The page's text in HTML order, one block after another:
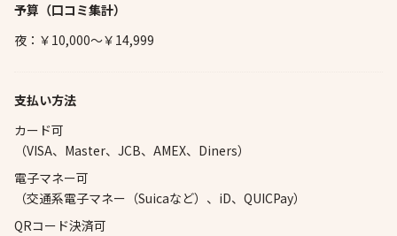
予算 （口コミ集計）
夜：￥10,000～￥14,999
支払い方法
カード可
（VISA、Master、JCB、AMEX、Diners）
電子マネー可
（交通系電子マネー（Suicaなど）、iD、QUICPay）
QRコード決済可